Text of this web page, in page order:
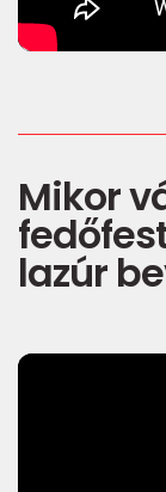
Mikor
lazúr